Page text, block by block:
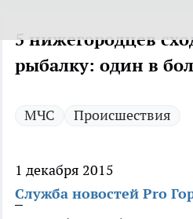
5 нижегородцев
рыбалку: один в
МЧС Происшествия
1 декабря 2015
Служба новостей Pro